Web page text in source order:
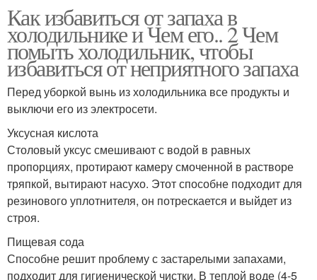
Как избавиться от запаха в
холодильнике и Чем его.. 2 Чем
помыть холодильник, чтобы
избавиться от неприятного запаха
Перед уборкой вынь из холодильника все продукты и
выключи его из электросети.
Уксусная кислота
Столовый уксус смешивают с водой в равных
пропорциях, протирают камеру смоченной в растворе
тряпкой, вытирают насухо. Этот способне подходит для
резинового уплотнителя, он потрескается и выйдет из
строя.
Пищевая сода
Способне решит проблему с застарелыми запахами,
подходит для гигиенической чистки. В теплой воде (4-5